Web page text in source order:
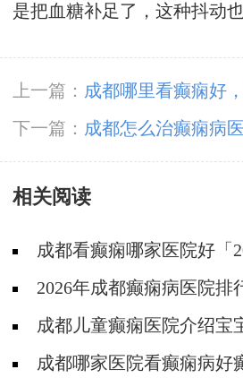
是把血糖补足了，这种抖动
上一篇： 成都哪里看癫痫好
吗?
下一篇： 成都怎么治癫痫病
癫痫患者有什么作用?
相关阅读
成都看癫痫哪家医院好「
子有癫痫家长要注意什么?
2026年成都癫痫病医院排
痫病吗？
成都儿童癫痫医院介绍宝
什么病情症状?
成都哪家医院看癫痫病好